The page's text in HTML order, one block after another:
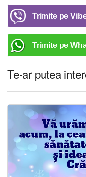
Trimite pe
Trimite pe
Te-ar putea